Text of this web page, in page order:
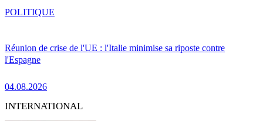
Réunion de crise de l'UE : l'Italie minimise sa riposte contre
l'Espagne
04.08.2026
POLITIQUE
INTERNATIONAL